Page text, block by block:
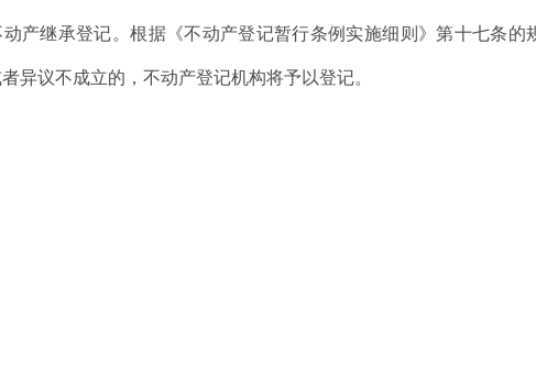
产继承登记。根据《不动产登记暂行条例实施细则》第十七条的
异议不成立的，不动产登记机构将予以登记。